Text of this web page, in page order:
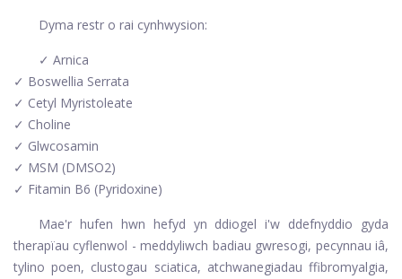
Dyma restr o rai cynhwysion:
✓ Arnica
✓ Boswellia Serrata
✓ Cetyl Myristoleate
✓ Choline
✓ Glwcosamin
✓ MSM (DMSO2)
✓ Fitamin B6 (Pyridoxine)
Mae'r hufen hwn hefyd yn ddiogel i'w ddefnyddio gyda
therapïau cyflenwol - meddyliwch badiau gwresogi, pecynnau iâ,
tylino poen, clustogau sciatica, atchwanegiadau ffibromyalgia,